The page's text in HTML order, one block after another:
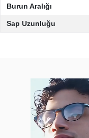
Burun Aralığı
Sap Uzunluğu